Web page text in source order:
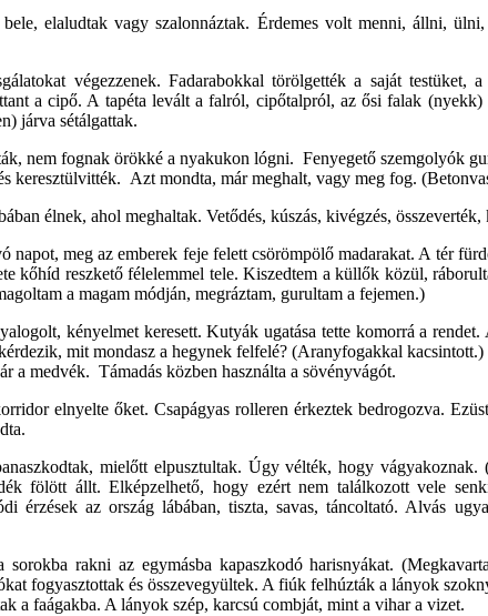
elaludtak vagy szalonnáztak. Érdemes volt menni, állni,
végezzenek. Fadarabokkal törölgették a saját testüket,
a cipő. A tapéta levált a falról, cipőtalpról, az ősi falak
járva sétálgattak.
nem fognak örökké a nyakukon lógni. Fenyegető szemgolyók
keresztülvitték. Azt mondta, már meghalt, vagy meg fog.
élnek, ahol meghaltak. Vetődés, kúszás, kivégzés,
meg az emberek feje felett csörömpölő madarakat. A tér
kőhíd reszkető félelemmel tele. Kiszedtem a küllők közül,
a magam módján, megráztam, gurultam a fejemen.)
kényelmet keresett. Kutyák ugatása tette komorrá a
mit mondasz a hegynek felfelé? (Aranyfogakkal
a medvék. Támadás közben használta a sövényvágót.
elnyelte őket. Csapágyas rolleren érkeztek bedrogozva.
mielőtt elpusztultak. Úgy vélték, hogy vágyakoznak.
fölött állt. Elképzelhető, hogy ezért nem találkozott vele
érzések az ország lábában, tiszta, savas, táncoltató. Alvás
rakni az egymásba kapaszkodó harisnyákat.
fogyasztottak és összevegyültek. A fiúk felhúzták a lányok
a faágakba. A lányok szép, karcsú combját, mint a vihar a vizet.